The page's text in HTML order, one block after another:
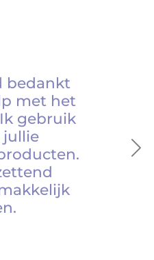
bedankt
met het
gebruik
jullie